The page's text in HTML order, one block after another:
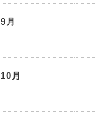
9月
10月